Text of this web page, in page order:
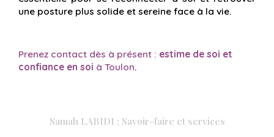
une posture plus solide et sereine face à la vie.
Prenez contact dès à présent : estime de soi et
confiance en soi à Toulon.
Samah LABIDI : Savoir-faire et services